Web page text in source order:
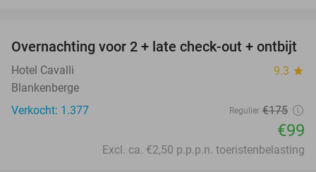
43%
Overnachting voor 2 + late check-out + ontbijt
Hotel Cavalli 9.3 star
Blankenberge
Verkocht: 1.377
Regulier €175
€99
Excl. ca. €2,50 p.p.p.n. toeristenbelasting